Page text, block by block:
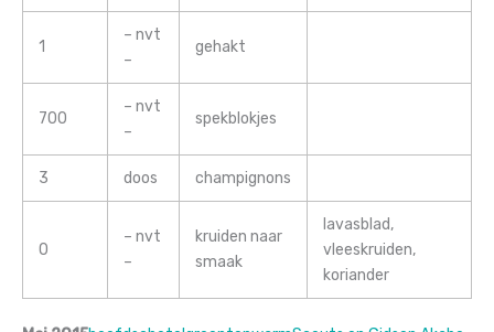
1
– nvt
–
gehakt
700
– nvt
–
spekblokjes
3 doos champignons
0
– nvt
–
kruiden naar
smaak
lavasblad,
vleeskruiden,
koriander